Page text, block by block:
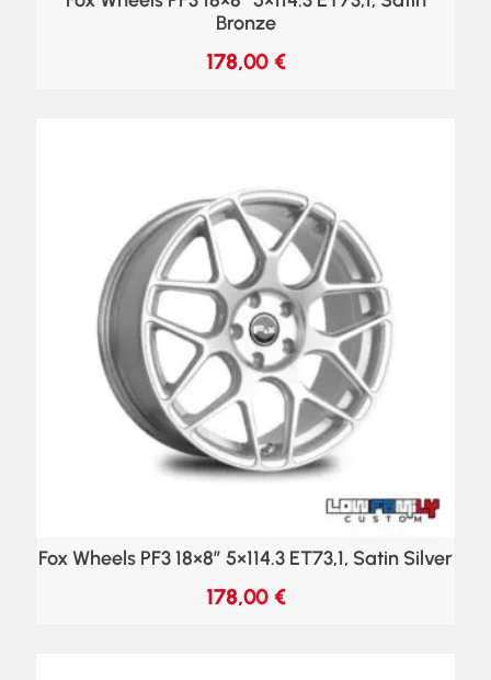
Bronze
178,00 €
Fox Wheels PF3 18×8″ 5×114.3 ET73,1, Satin Silver
178,00 €